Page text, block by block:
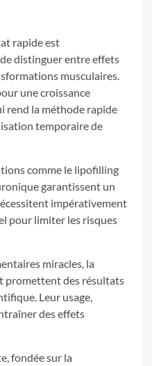
rapide est
distinguer entre effets
musculaires.
une croissance
rend la méthode rapide
temporaire de
comme le lipofilling
garantissent un
impérativement
pour limiter les risques
miracles, la
promettent des résultats
Leur usage,
des effets
fondée sur la